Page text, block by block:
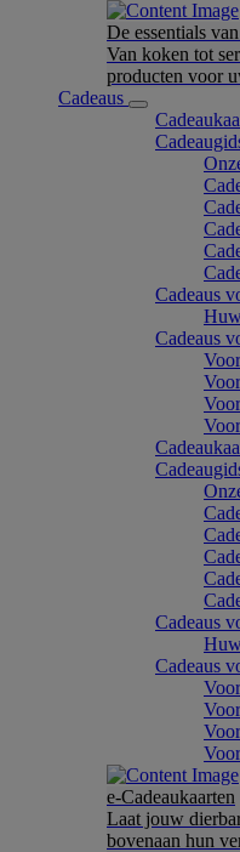
De essentials
Van koken tot
producten voor
Cadeaus
Cadeaus
Cadeaus
Cadeaus
Cadeaus
e-Cadeaukaarten
Laat jouw
bovenaan hun